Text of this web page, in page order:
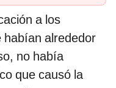
a los
habían alrededor
no había
que causó la